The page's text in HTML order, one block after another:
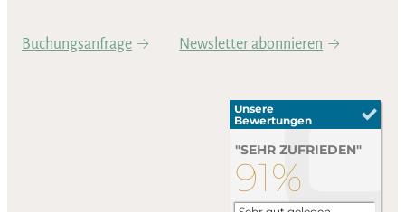
Buchungsanfrage Newsletter abonnieren